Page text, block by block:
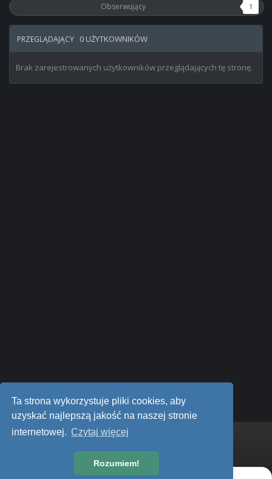
Ta strona wykorzystuje pliki cookies, aby
uzyskać najlepszą jakość na naszej stronie
internetowej. Czytaj więcej
Rozumiem!
Obserwujący 1
PRZEGLĄDAJĄCY 0 UŻYTKOWNIKÓW
Brak zarejestrowanych użytkowników przeglądających tę stronę.
AudiTEAM.pl Powered by Invision Community
Powiadomienie o plikach cookie
Warunki użytkowania